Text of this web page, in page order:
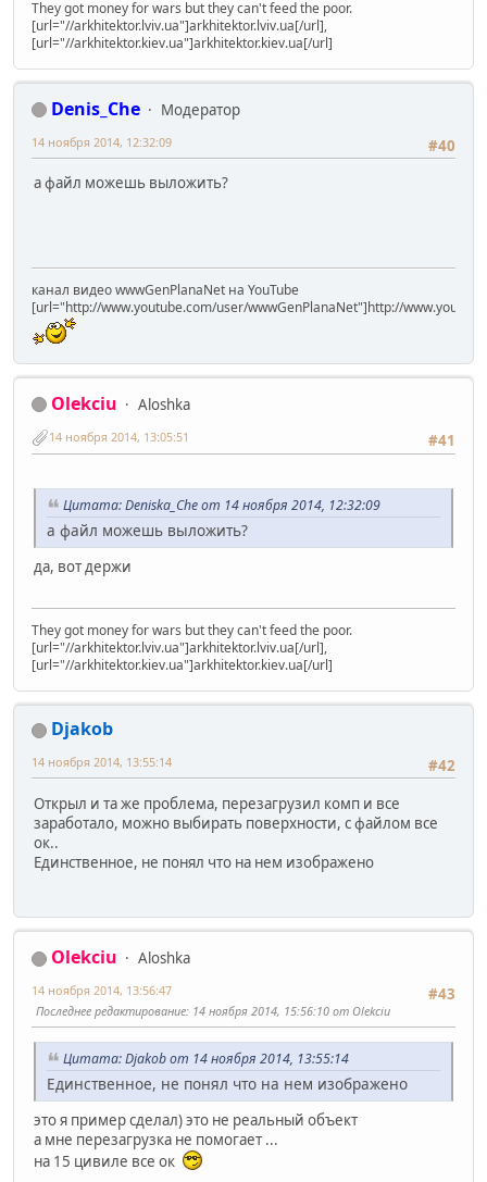
They got money for wars but they can't feed the poor.
[url="//arkhitektor.lviv.ua"]arkhitektor.lviv.ua[/url],
[url="//arkhitektor.kiev.ua"]arkhitektor.kiev.ua[/url]
Denis_Che
Модератор
#40
14 ноября 2014, 12:32:09
а файл можешь выложить?
канал видео wwwGenPlanaNet на YouTube
[url="http://www.youtube.com/user/wwwGenPlanaNet"]http://
Olekciu
Aloshka
#41
14 ноября 2014, 13:05:51
Цитата: Deniska_Che от 14 ноября 2014, 12:32:09
а файл можешь выложить?
да, вот держи
They got money for wars but they can't feed the poor.
[url="//arkhitektor.lviv.ua"]arkhitektor.lviv.ua[/url],
[url="//arkhitektor.kiev.ua"]arkhitektor.kiev.ua[/url]
Djakob
#42
14 ноября 2014, 13:55:14
Открыл и та же проблема, перезагрузил комп и все
заработало, можно выбирать поверхности, с файлом все
ок..
Единственное, не понял что на нем изображено
Olekciu
Aloshka
#43
14 ноября 2014, 13:56:47
Последнее редактирование: 14 ноября 2014, 15:56:10 от Olekciu
Цитата: Djakob от 14 ноября 2014, 13:55:14
Единственное, не понял что на нем изображено
это я пример сделал) это не реальный объект
а мне перезагрузка не помогает ...
на 15 цивиле все ок